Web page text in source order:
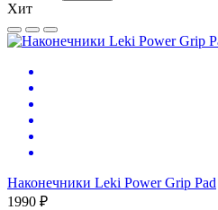
Хит
Наконечники Leki Power Grip Pad
1990 ₽